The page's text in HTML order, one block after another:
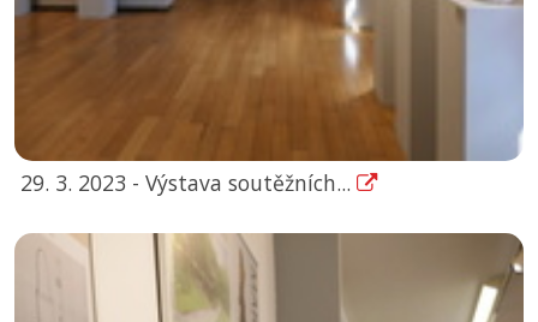
29. 3. 2023 - Výstava soutěžních...